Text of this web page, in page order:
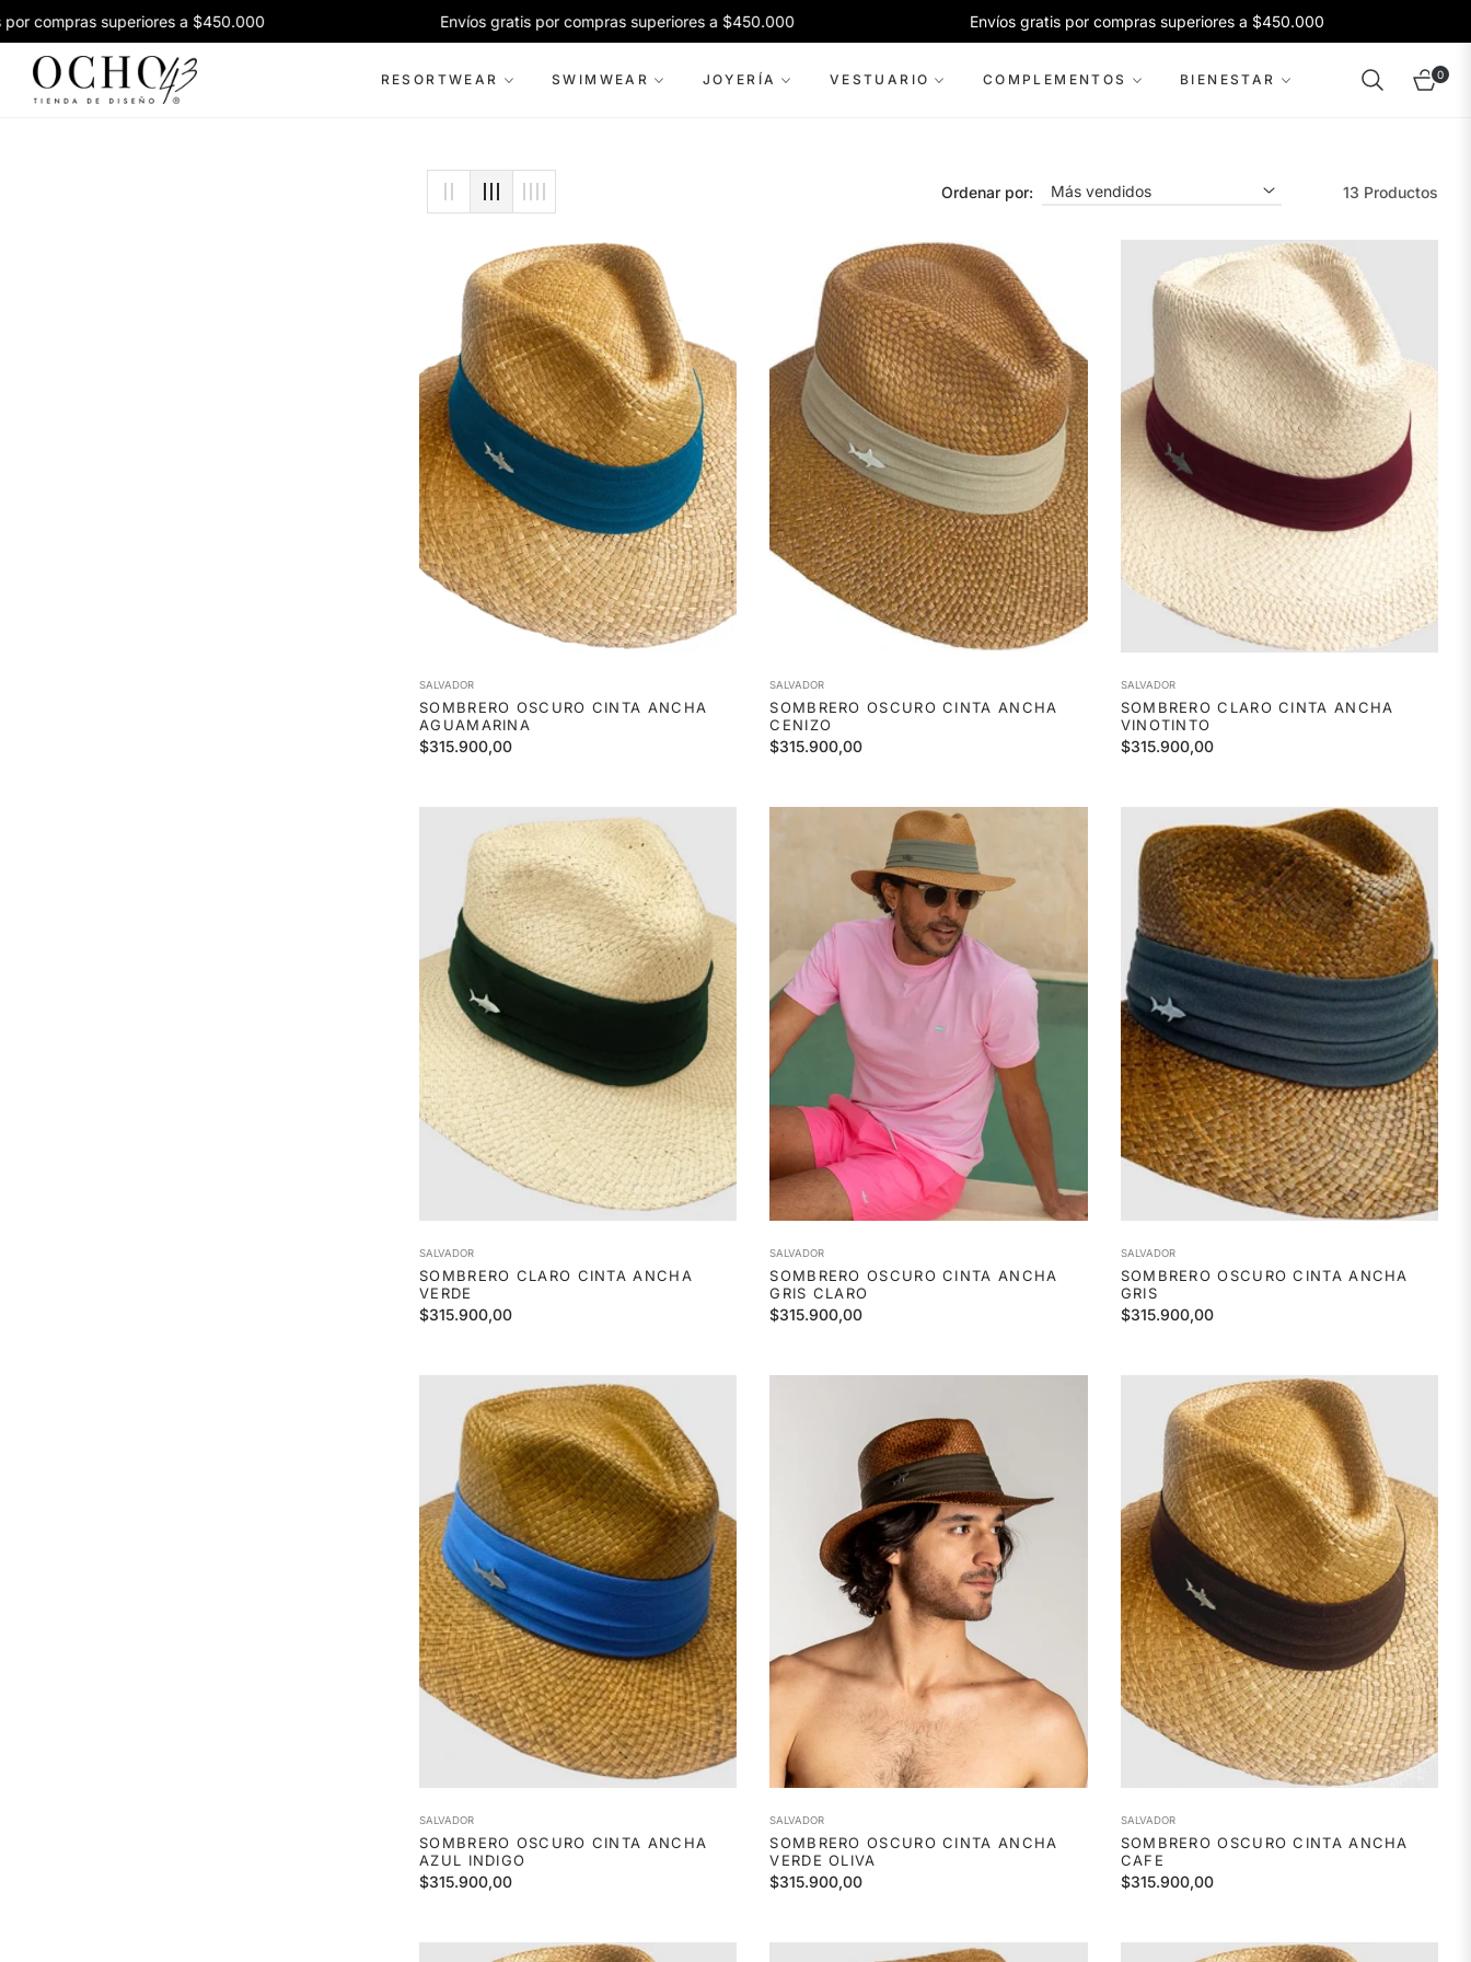
superiores a $450.000 Envíos gratis por compras superiores a $450.000 Envíos gratis por compras superiores a $450.000
RESORTWEAR SWIMWEAR JOYERÍA VESTUARIO COMPLEMENTOS BIENESTAR Carrito
0
Ordenar por: 13 Productos
SALVADOR
SOMBRERO OSCURO CINTA ANCHA
AGUAMARINA
Precio
$315.900,00
SALVADOR
SOMBRERO OSCURO CINTA ANCHA
CENIZO
Precio
$315.900,00
SALVADOR
SOMBRERO CLARO CINTA ANCHA
VINOTINTO
Precio
$315.900,00
SALVADOR
SOMBRERO CLARO CINTA ANCHA
VERDE
Precio
$315.900,00
SALVADOR
SOMBRERO OSCURO CINTA ANCHA
GRIS CLARO
Precio
$315.900,00
SALVADOR
SOMBRERO OSCURO CINTA ANCHA
GRIS
Precio
$315.900,00
SALVADOR
SOMBRERO OSCURO CINTA ANCHA
AZUL INDIGO
Precio
$315.900,00
SALVADOR
SOMBRERO OSCURO CINTA ANCHA
VERDE OLIVA
Precio
$315.900,00
SALVADOR
SOMBRERO OSCURO CINTA ANCHA
CAFE
Precio
$315.900,00